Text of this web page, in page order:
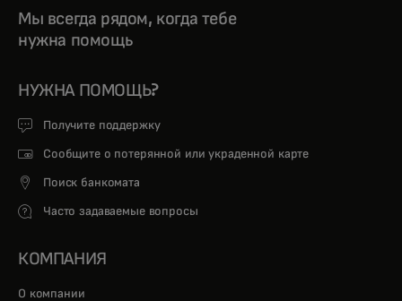
Мы всегда рядом, когда тебе
нужна помощь
НУЖНА ПОМОЩЬ?
Получите поддержку
Сообщите о потерянной или украденной карте
Поиск банкомата
Часто задаваемые вопросы
КОМПАНИЯ
О компании